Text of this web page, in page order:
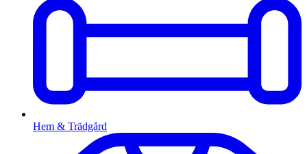
Hem & Trädgård